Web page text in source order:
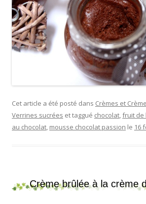
Cet article a été posté dans Crèmes et
Verrines sucrées et taggué chocolat,fruit de
au chocolat, mousse chocolat passion le 16
Crème brûlée à la crème